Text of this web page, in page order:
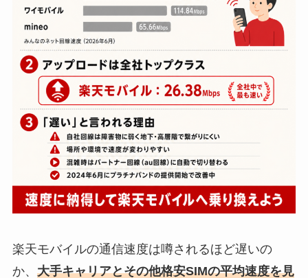
楽天モバイルの通信速度は噂されるほど遅いの
か、 大手キャリアとその他格安SIMの平均速度を見